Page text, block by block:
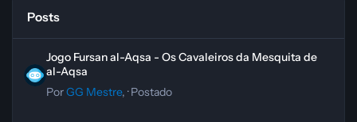
Posts
Jogo Fursan al-Aqsa - Os Cavaleiros da Mesquita de
al-Aqsa
PorGG Mestre, ·Postado